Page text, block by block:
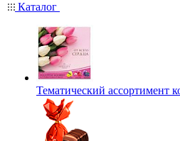
Каталог
Тематический ассортимент